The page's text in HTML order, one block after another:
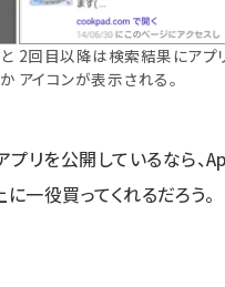
2回目以降は検索結果にアプ
アイコンが表示される。
プリを公開しているなら
一役買ってくれるだろう。